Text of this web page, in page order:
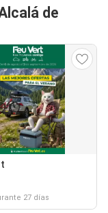
de
27 días